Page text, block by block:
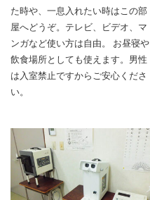
た時や、一息入れたい時はこの部
屋へどうぞ。テレビ、ビデオ、マ
ンガなど使い方は自由。 お昼寝や
飲食場所としても使えます。男性
は入室禁止ですからご安心くださ
い。